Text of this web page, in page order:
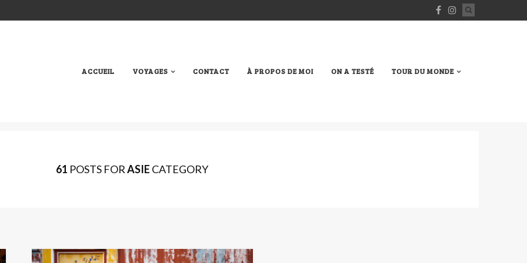
ACCUEIL VOYAGES CONTACT À PROPOS DE MOI ON A TESTÉ TOUR DU MONDE
61 POSTS FORASIE CATEGORY